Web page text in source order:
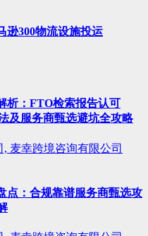
逊300物流设施投运
析：FTO检索报告认可
及服务商甄选避坑全攻略
麦幸跨境咨询有限公司
点：合规靠谱服务商甄选攻